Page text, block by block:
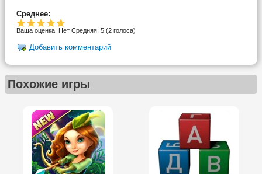
Среднее:
Ваша оценка: Нет Средняя: 5 (2 голоса)
Добавить комментарий
Похожие игры